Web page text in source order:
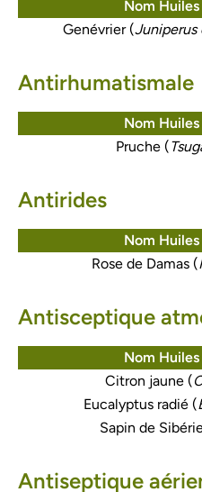
Nom
Genévrier (Juniperus
Antirhumatismale
Nom
Pruche (
Antirides
Nom
Rose de Damas (
Antisceptique
Nom
Citron jaune (
Eucalyptus radié (
Sapin de
Antiseptique